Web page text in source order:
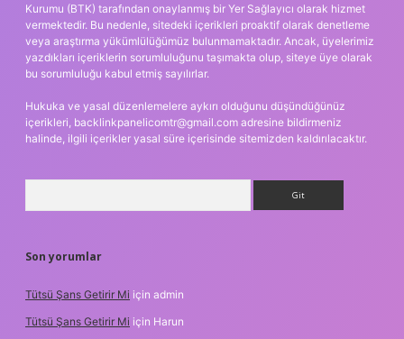
Kurumu (BTK) tarafından onaylanmış bir Yer Sağlayıcı olarak hizmet
vermektedir. Bu nedenle, sitedeki içerikleri proaktif olarak denetleme
veya araştırma yükümlülüğümüz bulunmamaktadır. Ancak, üyelerimiz
yazdıkları içeriklerin sorumluluğunu taşımakta olup, siteye üye olarak
bu sorumluluğu kabul etmiş sayılırlar.
Hukuka ve yasal düzenlemelere aykırı olduğunu düşündüğünüz
içerikleri, backlinkpanelicomtr@gmail.com adresine bildirmeniz
halinde, ilgili içerikler yasal süre içerisinde sitemizden kaldırılacaktır.
Son yorumlar
Tütsü Şans Getirir Mi için admin
Tütsü Şans Getirir Mi için Harun